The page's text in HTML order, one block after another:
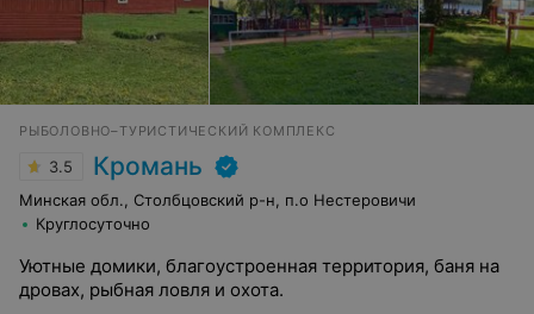
РЫБОЛОВНО–ТУРИСТИЧЕСКИЙ КОМПЛЕКС
3.5 Кромань
Минская обл., Столбцовский р-н, п.о Нестеровичи
Круглосуточно
Уютные домики, благоустроенная территория, баня на
дровах, рыбная ловля и охота.